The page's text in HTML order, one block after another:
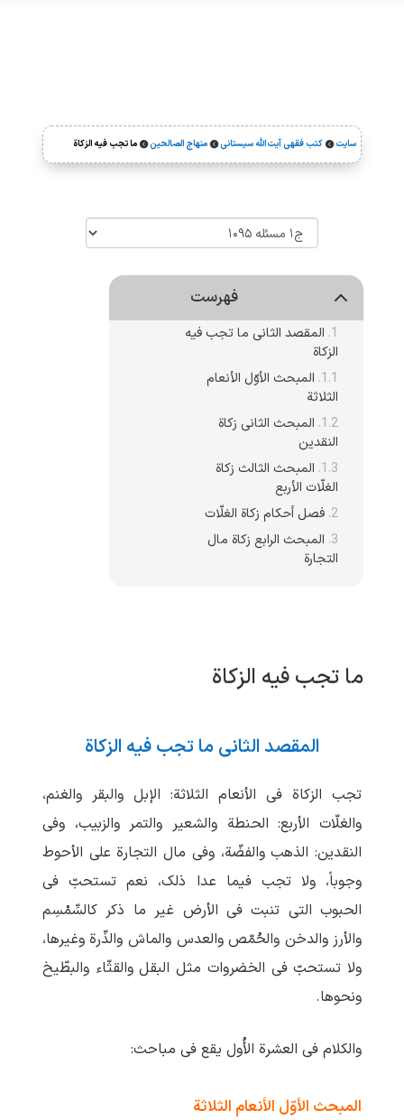
سایت  کتب فقهی آیت‌الله سیستانی  منهاج الصالحین  ما تجب فیه الزکاة
فهرست
المقصد الثانی ما تجب فیه
الزکاة
المبحث الأوّل الأنعام
الثلاثة
المبحث الثانی زکاة
النقدین
المبحث الثالث زکاة
الغلّات الأربع
فصل أحکام زکاة الغلّات
المبحث الرابع زکاة مال
التجارة
ما تجب فیه الزکاة
المقصد الثانی ما تجب فیه الزکاة
تجب الزکاة فی الأنعام الثلاثة: الإبل والبقر والغنم،
والغلّات الأربع: الحنطة والشعیر والتمر والزبیب، وفی
النقدین: الذهب والفضّة، وفی مال التجارة علی الأحوط
وجوباً، ولا تجب فیما عدا ذلک، نعم تستحبّ فی
الحبوب التی تنبت فی الأرض غیر ما ذکر کالسِّمْسِم
والأرز والدخن والحُمّص والعدس والماش والذّرة وغیرها،
ولا تستحبّ فی الخضروات مثل البقل والقثّاء والبطّیخ
ونحوها.
والکلام فی العشرة الأُول یقع فی مباحث:
المبحث الأوّل الأنعام الثلاثة